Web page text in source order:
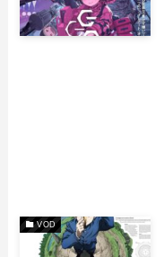
VOD